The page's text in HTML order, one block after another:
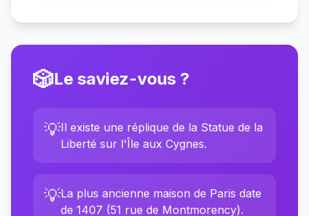
🎲Le saviez-vous ?
💡Il existe une réplique de la Statue de la
Liberté sur l'Île aux Cygnes.
💡La plus ancienne maison de Paris date
de 1407 (51 rue de Montmorency).